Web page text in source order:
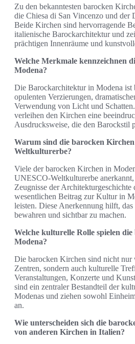
Zu den bekanntesten barocken
die Chiesa di San Vincenzo und der
Beide Kirchen sind hervorragende
italienische Barockarchitektur und
prächtigen Innenräume und
Welche Merkmale kennzeichnen
Modena?
Die Barockarchitektur in Modena ist
opulenten Verzierungen,
Verwendung von Licht und
verleihen den Kirchen eine
Ausdrucksweise, die den Barockstil
Warum sind die barocken
Weltkulturerbe?
Viele der barocken Kirchen in
UNESCO-Weltkulturerbe
Zeugnisse der Architekturgeschichte
wesentlichen Beitrag zur Kultur in
leisten. Diese Anerkennung hilft,
bewahren und sichtbar zu machen.
Welche kulturelle Rolle spielen
Modena?
Die barocken Kirchen sind nicht nur
Zentren, sondern auch kulturelle
Veranstaltungen, Konzerte und
sind ein zentraler Bestandteil der
Modenas und ziehen sowohl
an.
Wie unterscheiden sich die
von anderen Kirchen in Italien?